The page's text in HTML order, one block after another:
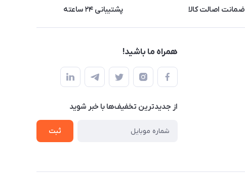
ضمانت اصالت کالا پشتیبانی ۲۴ ساعته
همراه ما باشید!
از جدید‌ترین تخفیف‌ها با‌ خبر شوید
ثبت